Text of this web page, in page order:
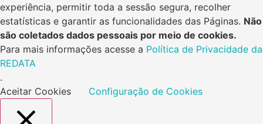
experiência, permitir toda a sessão segura, recolher
estatísticas e garantir as funcionalidades das Páginas. Não
são coletados dados pessoais por meio de cookies.
Para mais informações acesse a Política de Privacidade da
REDATA
.
Aceitar Cookies
Configuração de Cookies